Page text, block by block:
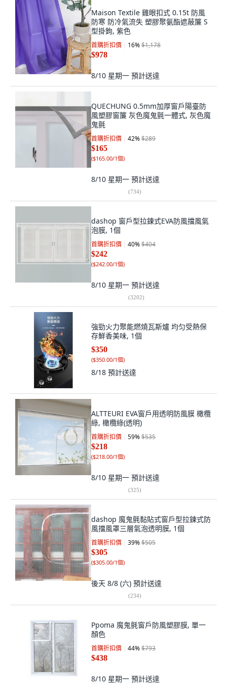
Maison Textile 雞眼扣式 0.15t 防風
防寒 防冷氣流失 塑膠聚氨酯遮蔽簾 S
型掛鉤, 紫色
首購折扣價 16%$1,178
$978
8/10 星期一 預計送達
QUECHUNG 0.5mm加厚窗戶陽臺防
風塑膠窗簾 灰色魔鬼氈一體式, 灰色魔
鬼氈
首購折扣價 42%$289
$165
($165.00/1個)
8/10 星期一 預計送達
(734)
dashop 窗戶型拉鍊式EVA防風擋風氣
泡膜, 1個
首購折扣價 40%$404
$242
($242.00/1個)
8/10 星期一 預計送達
(3202)
強勁火力聚能燃燒瓦斯爐 均匀受熱保
存鮮香美味, 1個
$350
($350.00/1個)
8/18 預計送達
ALTTEURI EVA窗戶用透明防風膜 橄欖
綠, 橄欖綠(透明)
首購折扣價 59%$535
$218
($218.00/1個)
8/10 星期一 預計送達
(325)
dashop 魔鬼氈黏貼式窗戶型拉鍊式防
風擋風罩三層氣泡透明膜, 1個
首購折扣價 39%$505
$305
($305.00/1個)
後天 8/8 (六) 預計送達
(234)
Ppoma 魔鬼氈窗戶防風塑膠膜, 單一
顏色
首購折扣價 44%$793
$438
8/10 星期一 預計送達